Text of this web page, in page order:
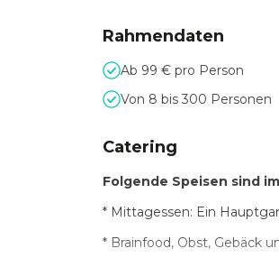
Rahmendaten
Ab 99 € pro Person
Von 8 bis 300 Personen
Catering
Folgende Speisen sind
* Mittagessen: Ein
* Brainfood, Obst, Gebäck